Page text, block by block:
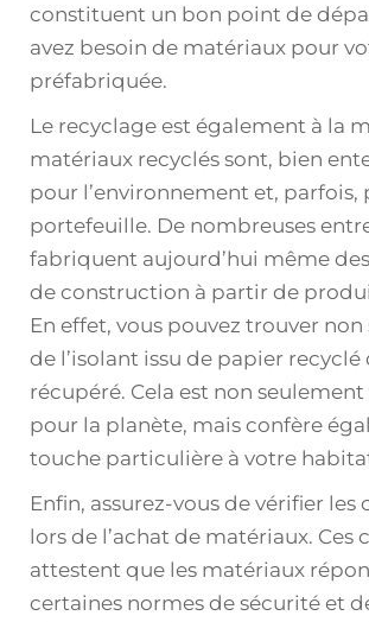
constituent un bon point de
avez besoin de matériaux pour
préfabriquée.
Le recyclage est également à la
matériaux recyclés sont, bien
pour l’environnement et, parfois,
portefeuille. De nombreuses
fabriquent aujourd’hui même
de construction à partir de
En effet, vous pouvez trouver
de l’isolant issu de papier recyclé
récupéré. Cela est non
pour la planète, mais confère
touche particulière à votre
Enfin, assurez-vous de vérifier
lors de l’achat de matériaux. Ces
attestent que les matériaux
certaines normes de sécurité et